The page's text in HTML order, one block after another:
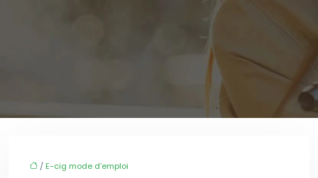
/ E-cig mode d’emploi